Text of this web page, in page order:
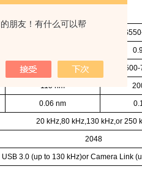
朋友！有什么可以帮
参数：
515-630 nm
115 nm
0.06 nm
20 kHz,80 kHz,130 kHz,or 250
2048
USB 3.0 (up to 130 kHz)or Camera Link